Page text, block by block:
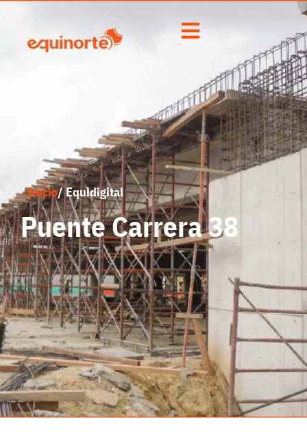
Inicio/ Equidigital
Puente Carrera 38